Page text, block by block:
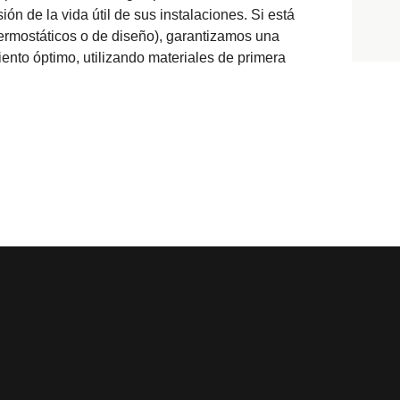
de la vida útil de sus instalaciones. Si está
o de diseño), garantizamos una
óptimo, utilizando materiales de primera